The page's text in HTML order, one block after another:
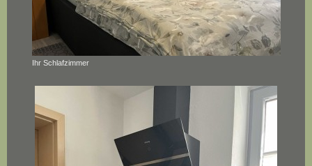
Ihr Schlafzimmer